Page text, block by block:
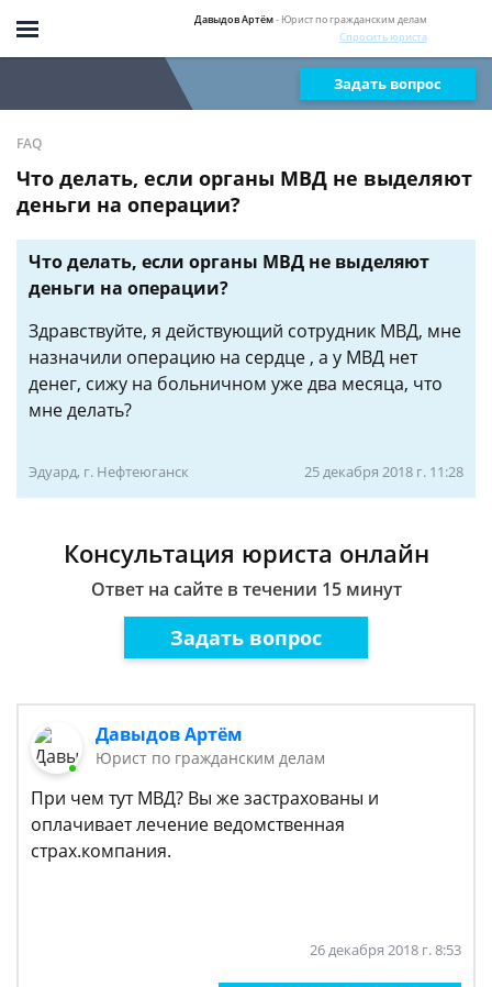
Давыдов Артём- Юрист по гражданским делам
Спросить юриста
Задать вопрос
FAQ
Что делать, если органы МВД не выделяют
деньги на операции?
Что делать, если органы МВД не выделяют
деньги на операции?
Здравствуйте, я действующий сотрудник МВД, мне
назначили операцию на сердце , а у МВД нет
денег, сижу на больничном уже два месяца, что
мне делать?
Эдуард, г. Нефтеюганск 25 декабря 2018 г. 11:28
Консультация юриста онлайн
Ответ на сайте в течении 15 минут
Задать вопрос
Давыдов Артём
Юрист по гражданским делам
При чем тут МВД? Вы же застрахованы и
оплачивает лечение ведомственная
страх.компания.
26 декабря 2018 г. 8:53